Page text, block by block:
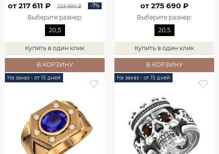
от 217 611 ₽ 233 990 ₽ -7%
Выберите размер:
20,5
Купить в один клик
В КОРЗИНУ
от 275 690 ₽
Выберите размер:
20,5
Купить в один клик
В КОРЗИНУ
На заказ - от 15 дней На заказ - от 15 дней